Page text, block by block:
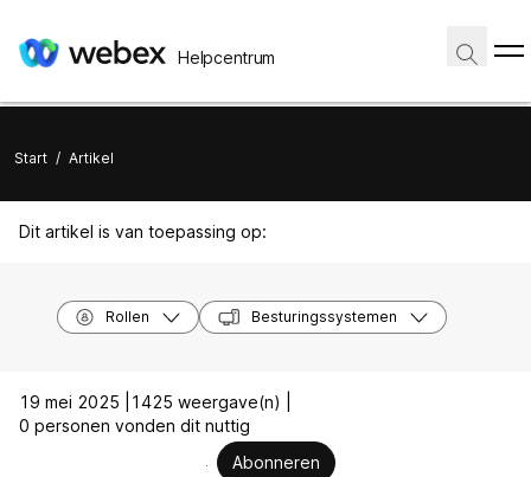
Helpcentrum
Start / Artikel
Dit artikel is van toepassing op:
Rollen Besturingssystemen
19 mei 2025 |
1425 weergave(n) |
0 personen vonden dit nuttig
Abonneren